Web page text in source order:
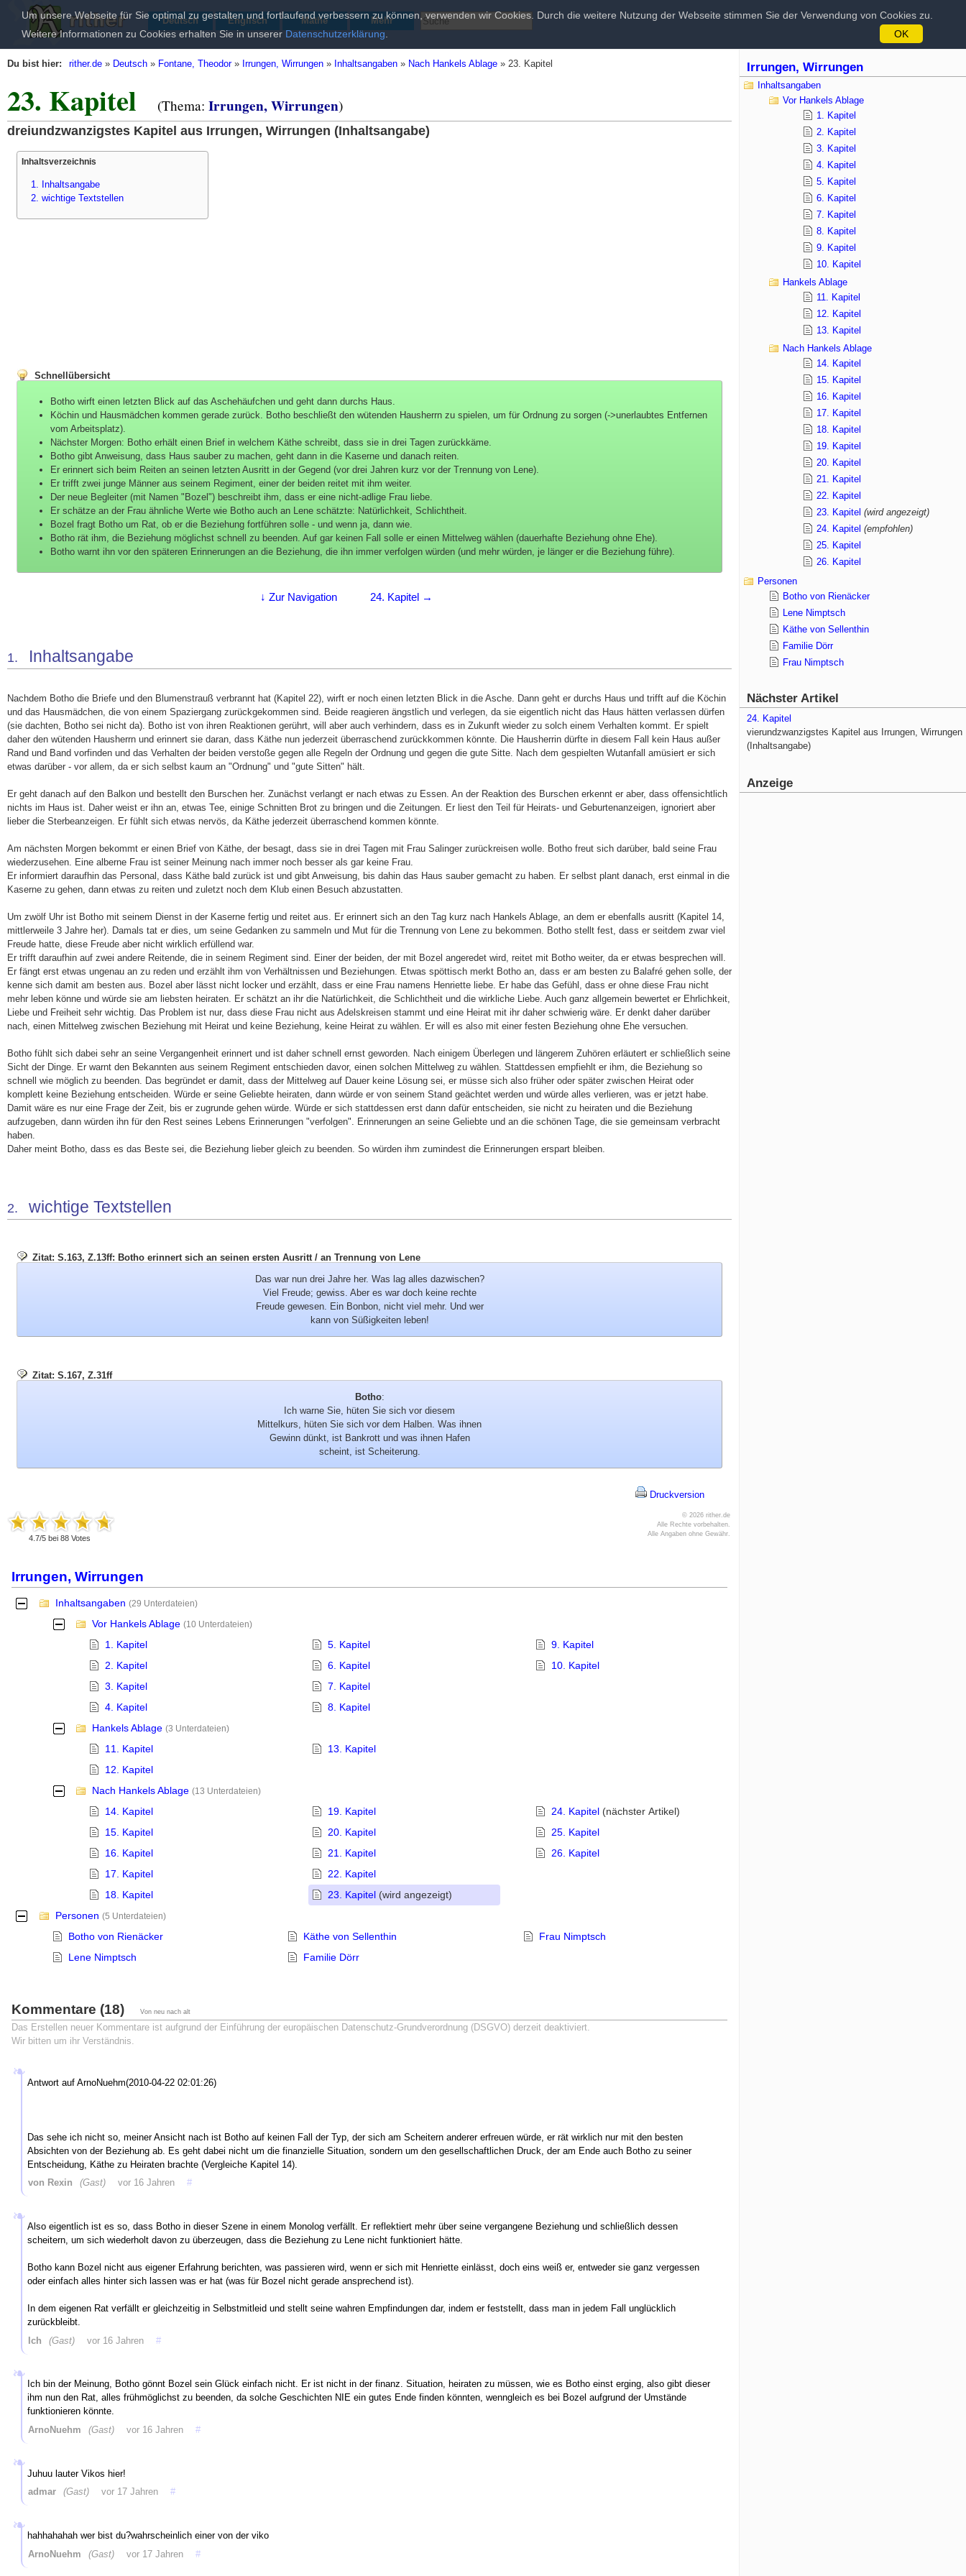
Deutsch Englisch Mathe Mehr
Du bist hier: rither.de » Deutsch » Fontane, Theodor» Irrungen, Wirrungen » Inhaltsangaben » Nach Hankels Ablage »23. Kapitel
23. Kapitel (Thema:Irrungen, Wirrungen)
dreiundzwanzigstes Kapitel aus Irrungen, Wirrungen (Inhaltsangabe)
Inhaltsverzeichnis
1. Inhaltsangabe
2. wichtige Textstellen
Schnellübersicht
Botho wirft einen letzten Blick auf das Aschehäufchen und geht dann durchs Haus.
Köchin und Hausmädchen kommen gerade zurück. Botho beschließt den wütenden Hausherrn zu spielen, um für Ordnung zu sorgen (->unerlaubtes Entfernen
vom Arbeitsplatz).
Nächster Morgen: Botho erhält einen Brief in welchem Käthe schreibt, dass sie in drei Tagen zurückkäme.
Botho gibt Anweisung, dass Haus sauber zu machen, geht dann in die Kaserne und danach reiten.
Er erinnert sich beim Reiten an seinen letzten Ausritt in der Gegend (vor drei Jahren kurz vor der Trennung von Lene).
Er trifft zwei junge Männer aus seinem Regiment, einer der beiden reitet mit ihm weiter.
Der neue Begleiter (mit Namen "Bozel") beschreibt ihm, dass er eine nicht-adlige Frau liebe.
Er schätze an der Frau ähnliche Werte wie Botho auch an Lene schätzte: Natürlichkeit, Schlichtheit.
Bozel fragt Botho um Rat, ob er die Beziehung fortführen solle - und wenn ja, dann wie.
Botho rät ihm, die Beziehung möglichst schnell zu beenden. Auf gar keinen Fall solle er einen Mittelweg wählen (dauerhafte Beziehung ohne Ehe).
Botho warnt ihn vor den späteren Erinnerungen an die Beziehung, die ihn immer verfolgen würden (und mehr würden, je länger er die Beziehung führe).
↓ Zur Navigation 24. Kapitel →
1. Inhaltsangabe
Nachdem Botho die Briefe und den Blumenstrauß verbrannt hat (Kapitel 22), wirft er noch einen letzten Blick in die Asche. Dann geht er durchs Haus und trifft auf die Köchin
und das Hausmädchen, die von einem Spaziergang zurückgekommen sind. Beide reagieren ängstlich und verlegen, da sie eigentlich nicht das Haus hätten verlassen dürfen
(sie dachten, Botho sei nicht da). Botho ist von ihren Reaktionen gerührt, will aber auch verhindern, dass es in Zukunft wieder zu solch einem Verhalten kommt. Er spielt
daher den wütenden Hausherrn und erinnert sie daran, dass Käthe nun jederzeit überraschend zurückkommen könnte. Die Hausherrin dürfte in diesem Fall kein Haus außer
Rand und Band vorfinden und das Verhalten der beiden verstoße gegen alle Regeln der Ordnung und gegen die gute Sitte. Nach dem gespielten Wutanfall amüsiert er sich
etwas darüber - vor allem, da er sich selbst kaum an "Ordnung" und "gute Sitten" hält.
Er geht danach auf den Balkon und bestellt den Burschen her. Zunächst verlangt er nach etwas zu Essen. An der Reaktion des Burschen erkennt er aber, dass offensichtlich
nichts im Haus ist. Daher weist er ihn an, etwas Tee, einige Schnitten Brot zu bringen und die Zeitungen. Er liest den Teil für Heirats- und Geburtenanzeigen, ignoriert aber
lieber die Sterbeanzeigen. Er fühlt sich etwas nervös, da Käthe jederzeit überraschend kommen könnte.
Am nächsten Morgen bekommt er einen Brief von Käthe, der besagt, dass sie in drei Tagen mit Frau Salinger zurückreisen wolle. Botho freut sich darüber, bald seine Frau
wiederzusehen. Eine alberne Frau ist seiner Meinung nach immer noch besser als gar keine Frau.
Er informiert daraufhin das Personal, dass Käthe bald zurück ist und gibt Anweisung, bis dahin das Haus sauber gemacht zu haben. Er selbst plant danach, erst einmal in die
Kaserne zu gehen, dann etwas zu reiten und zuletzt noch dem Klub einen Besuch abzustatten.
Um zwölf Uhr ist Botho mit seinem Dienst in der Kaserne fertig und reitet aus. Er erinnert sich an den Tag kurz nach Hankels Ablage, an dem er ebenfalls ausritt (Kapitel 14,
mittlerweile 3 Jahre her). Damals tat er dies, um seine Gedanken zu sammeln und Mut für die Trennung von Lene zu bekommen. Botho stellt fest, dass er seitdem zwar viel
Freude hatte, diese Freude aber nicht wirklich erfüllend war.
Er trifft daraufhin auf zwei andere Reitende, die in seinem Regiment sind. Einer der beiden, der mit Bozel angeredet wird, reitet mit Botho weiter, da er etwas besprechen will.
Er fängt erst etwas ungenau an zu reden und erzählt ihm von Verhältnissen und Beziehungen. Etwas spöttisch merkt Botho an, dass er am besten zu Balafré gehen solle, der
kenne sich damit am besten aus. Bozel aber lässt nicht locker und erzählt, dass er eine Frau namens Henriette liebe. Er habe das Gefühl, dass er ohne diese Frau nicht
mehr leben könne und würde sie am liebsten heiraten. Er schätzt an ihr die Natürlichkeit, die Schlichtheit und die wirkliche Liebe. Auch ganz allgemein bewertet er Ehrlichkeit,
Liebe und Freiheit sehr wichtig. Das Problem ist nur, dass diese Frau nicht aus Adelskreisen stammt und eine Heirat mit ihr daher schwierig wäre. Er denkt daher darüber
nach, einen Mittelweg zwischen Beziehung mit Heirat und keine Beziehung, keine Heirat zu wählen. Er will es also mit einer festen Beziehung ohne Ehe versuchen.
Botho fühlt sich dabei sehr an seine Vergangenheit erinnert und ist daher schnell ernst geworden. Nach einigem Überlegen und längerem Zuhören erläutert er schließlich seine
Sicht der Dinge. Er warnt den Bekannten aus seinem Regiment entschieden davor, einen solchen Mittelweg zu wählen. Stattdessen empfiehlt er ihm, die Beziehung so
schnell wie möglich zu beenden. Das begründet er damit, dass der Mittelweg auf Dauer keine Lösung sei, er müsse sich also früher oder später zwischen Heirat oder
komplett keine Beziehung entscheiden. Würde er seine Geliebte heiraten, dann würde er von seinem Stand geächtet werden und würde alles verlieren, was er jetzt habe.
Damit wäre es nur eine Frage der Zeit, bis er zugrunde gehen würde. Würde er sich stattdessen erst dann dafür entscheiden, sie nicht zu heiraten und die Beziehung
aufzugeben, dann würden ihn für den Rest seines Lebens Erinnerungen "verfolgen". Erinnerungen an seine Geliebte und an die schönen Tage, die sie gemeinsam verbracht
haben.
Daher meint Botho, dass es das Beste sei, die Beziehung lieber gleich zu beenden. So würden ihm zumindest die Erinnerungen erspart bleiben.
2. wichtige Textstellen
Zitat: S.163, Z.13ff: Botho erinnert sich an seinen ersten Ausritt / an Trennung von Lene
Das war nun drei Jahre her. Was lag alles dazwischen?
Viel Freude; gewiss. Aber es war doch keine rechte
Freude gewesen. Ein Bonbon, nicht viel mehr. Und wer
kann von Süßigkeiten leben!
Zitat: S.167, Z.31ff
Botho:
Ich warne Sie, hüten Sie sich vor diesem
Mittelkurs, hüten Sie sich vor dem Halben. Was ihnen
Gewinn dünkt, ist Bankrott und was ihnen Hafen
scheint, ist Scheiterung.
Druckversion
4.7/5 bei 88 Votes
© 2026 rither.de
Alle Rechte vorbehalten.
Alle Angaben ohne Gewähr.
Irrungen, Wirrungen
- Inhaltsangaben (29 Unterdateien)
- Vor Hankels Ablage (10 Unterdateien)
1. Kapitel
2. Kapitel
3. Kapitel
4. Kapitel
5. Kapitel
6. Kapitel
7. Kapitel
8. Kapitel
9. Kapitel
10. Kapitel
- Hankels Ablage (3 Unterdateien)
11. Kapitel
12. Kapitel
13. Kapitel
- Nach Hankels Ablage (13 Unterdateien)
14. Kapitel
15. Kapitel
16. Kapitel
17. Kapitel
18. Kapitel
19. Kapitel
20. Kapitel
21. Kapitel
22. Kapitel
23. Kapitel (wird angezeigt)
24. Kapitel(nächster Artikel)
25. Kapitel
26. Kapitel
- Personen (5 Unterdateien)
Botho von Rienäcker
Lene Nimptsch
Käthe von Sellenthin
Familie Dörr
Frau Nimptsch
Kommentare (18) Von neu nach alt
Das Erstellen neuer Kommentare ist aufgrund der Einführung der europäischen Datenschutz-Grundverordnung (DSGVO) derzeit deaktiviert.
Wir bitten um ihr Verständnis.
Antwort auf ArnoNuehm(2010-04-22 02:01:26)
Das sehe ich nicht so, meiner Ansicht nach ist Botho auf keinen Fall der Typ, der sich am Scheitern anderer erfreuen würde, er rät wirklich nur mit den besten
Absichten von der Beziehung ab. Es geht dabei nicht um die finanzielle Situation, sondern um den gesellschaftlichen Druck, der am Ende auch Botho zu seiner
Entscheidung, Käthe zu Heiraten brachte (Vergleiche Kapitel 14).
von Rexin
(Gast) vor 16 Jahren #
Also eigentlich ist es so, dass Botho in dieser Szene in einem Monolog verfällt. Er reflektiert mehr über seine vergangene Beziehung und schließlich dessen
scheitern, um sich wiederholt davon zu überzeugen, dass die Beziehung zu Lene nicht funktioniert hätte.
Botho kann Bozel nicht aus eigener Erfahrung berichten, was passieren wird, wenn er sich mit Henriette einlässt, doch eins weiß er, entweder sie ganz vergessen
oder einfach alles hinter sich lassen was er hat (was für Bozel nicht gerade ansprechend ist).
In dem eigenen Rat verfällt er gleichzeitig in Selbstmitleid und stellt seine wahren Empfindungen dar, indem er feststellt, dass man in jedem Fall unglücklich
zurückbleibt.
Ich
(Gast) vor 16 Jahren #
Ich bin der Meinung, Botho gönnt Bozel sein Glück einfach nicht. Er ist nicht in der finanz. Situation, heiraten zu müssen, wie es Botho einst erging, also gibt dieser
ihm nun den Rat, alles frühmöglichst zu beenden, da solche Geschichten NIE ein gutes Ende finden könnten, wenngleich es bei Bozel aufgrund der Umstände
funktionieren könnte.
ArnoNuehm
(Gast) vor 16 Jahren #
Juhuu lauter Vikos hier!
admar
(Gast) vor 17 Jahren #
hahhahahah wer bist du?wahrscheinlich einer von der viko
ArnoNuehm
(Gast) vor 17 Jahren #
Irrungen, Wirrungen
Inhaltsangaben
Vor Hankels Ablage
1. Kapitel
2. Kapitel
3. Kapitel
4. Kapitel
5. Kapitel
6. Kapitel
7. Kapitel
8. Kapitel
9. Kapitel
10. Kapitel
Hankels Ablage
11. Kapitel
12. Kapitel
13. Kapitel
Nach Hankels Ablage
14. Kapitel
15. Kapitel
16. Kapitel
17. Kapitel
18. Kapitel
19. Kapitel
20. Kapitel
21. Kapitel
22. Kapitel
23. Kapitel (wird angezeigt)
24. Kapitel (empfohlen)
25. Kapitel
26. Kapitel
Personen
Botho von Rienäcker
Lene Nimptsch
Käthe von Sellenthin
Familie Dörr
Frau Nimptsch
Nächster Artikel
24. Kapitel
vierundzwanzigstes Kapitel aus Irrungen, Wirrungen
(Inhaltsangabe)
Anzeige
Um unsere Webseite für Sie optimal zu gestalten und fortlaufend verbessern zu können, verwenden wir Cookies. Durch die weitere Nutzung der Webseite stimmen Sie der Verwendung von Cookies zu.
Weitere Informationen zu Cookies erhalten Sie in unserer Datenschutzerklärung OK